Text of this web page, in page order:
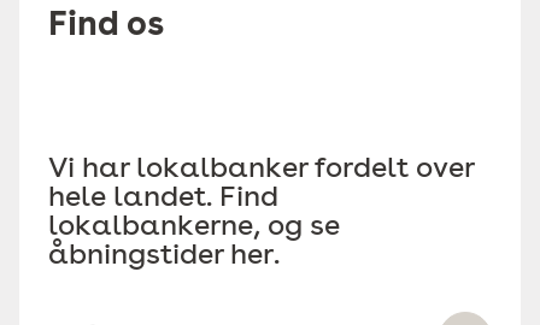
Find os
Vi har lokalbanker fordelt over
hele landet. Find
lokalbankerne, og se
åbningstider her.